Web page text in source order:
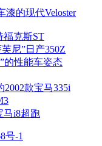
漆的现代Veloster
福克斯ST
尼”日产350Z
的性能车姿态
款宝马335i
马i8超跑
号-1